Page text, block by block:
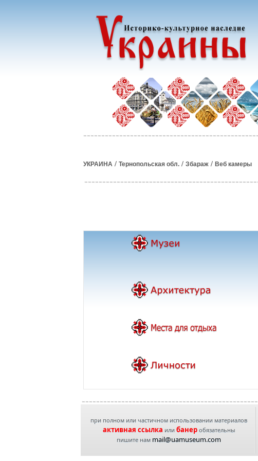
УКРАИНА / Тернопольская обл. / Збараж / Веб камеры
при полном или частичном использовании материалов
активная ссылка или банеробязательны
пишите нам mail@uamuseum.com